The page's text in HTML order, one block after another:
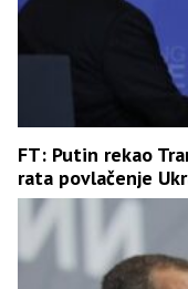
FT: Putin rekao
rata povlačenje